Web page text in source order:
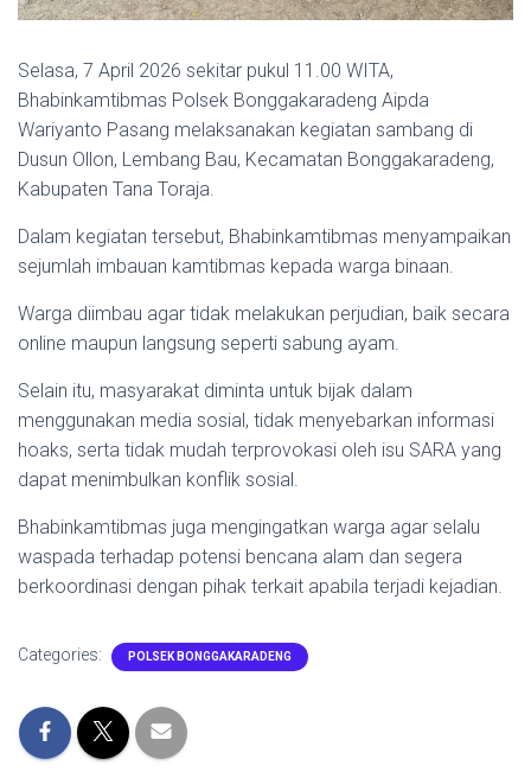
Selasa, 7 April 2026 sekitar pukul 11.00 WITA,
Bhabinkamtibmas Polsek Bonggakaradeng Aipda
Wariyanto Pasang melaksanakan kegiatan sambang di
Dusun Ollon, Lembang Bau, Kecamatan Bonggakaradeng,
Kabupaten Tana Toraja.
Dalam kegiatan tersebut, Bhabinkamtibmas menyampaikan
sejumlah imbauan kamtibmas kepada warga binaan.
Warga diimbau agar tidak melakukan perjudian, baik secara
online maupun langsung seperti sabung ayam.
Selain itu, masyarakat diminta untuk bijak dalam
menggunakan media sosial, tidak menyebarkan informasi
hoaks, serta tidak mudah terprovokasi oleh isu SARA yang
dapat menimbulkan konflik sosial.
Bhabinkamtibmas juga mengingatkan warga agar selalu
waspada terhadap potensi bencana alam dan segera
berkoordinasi dengan pihak terkait apabila terjadi kejadian.
Categories: POLSEK BONGGAKARADENG